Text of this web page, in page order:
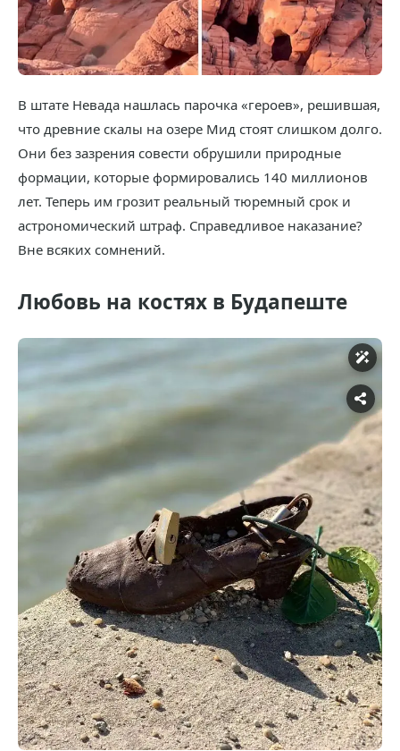
В штате Невада нашлась парочка «героев», решившая,
что древние скалы на озере Мид стоят слишком долго.
Они без зазрения совести обрушили природные
формации, которые формировались 140 миллионов
лет. Теперь им грозит реальный тюремный срок и
астрономический штраф. Справедливое наказание?
Вне всяких сомнений.
Любовь на костях в Будапеште